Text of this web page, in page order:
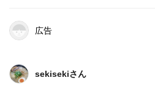
広告
sekisekiさん